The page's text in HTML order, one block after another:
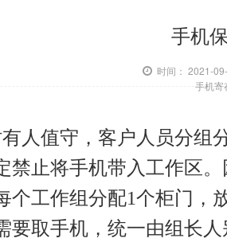
手机
时间： 2021-
手机寄
人值守，客户人员分组
禁止将手机带入工作区
个工作组分配1个柜门，
要取手机，统一由组长